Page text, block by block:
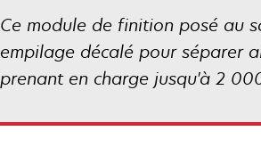
Ce module de finition posé au
empilage décalé pour séparer
prenant en charge jusqu'à 2